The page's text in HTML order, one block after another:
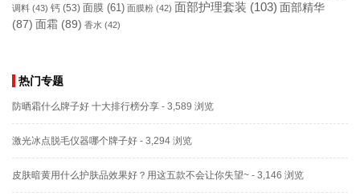
调料 (43) 钙 (53) 面膜 (61) 面膜粉 (42) 面部护理套装 (103) 面部精华
(87) 面霜 (89) 香水 (42)
热门专题
防晒霜什么牌子好 十大排行榜分享 - 3,589 浏览
激光冰点脱毛仪器哪个牌子好 - 3,294 浏览
皮肤暗黄用什么护肤品效果好？用这五款不会让你失望~ - 3,146 浏览